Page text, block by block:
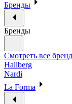
Бренды
Бренды
Смотреть все
Hallberg
Nardi
La Forma